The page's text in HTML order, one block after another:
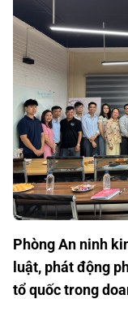
Phòng An ninh
luật, phát động
tổ quốc trong